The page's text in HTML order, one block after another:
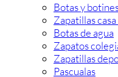
Botas y
Zapatillas
Botas de agua
Zapatos
Zapatillas
Pascualas